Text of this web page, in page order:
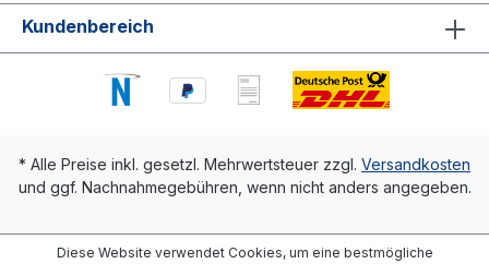
Kundenbereich
* Alle Preise inkl. gesetzl. Mehrwertsteuer zzgl. Versandkosten
und ggf. Nachnahmegebühren, wenn nicht anders angegeben.
Diese Website verwendet Cookies, um eine bestmögliche